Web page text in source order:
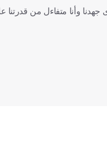
جهدنا وأنا متفاءل من